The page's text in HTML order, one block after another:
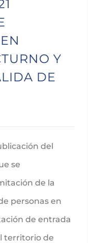
Y
DE
del
se
de la
personas en
de entrada
territorio de